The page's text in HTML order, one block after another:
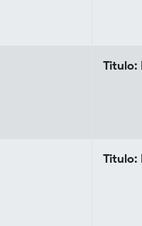
Titulo:
Titulo: